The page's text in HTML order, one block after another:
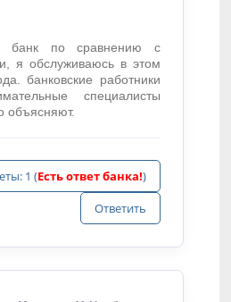
банк по сравнению с
я обслуживаюсь в этом
банковские работники
специалисты
объясняют.
1 (Есть ответ банка!)
Ответить